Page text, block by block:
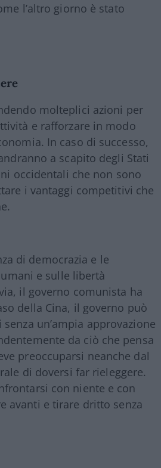
l’altro giorno è stato
molteplici azioni per
e rafforzare in modo
In caso di successo,
a scapito degli Stati
occidentali che non sono
i vantaggi competitivi che
di democrazia e le
e sulle libertà
il governo comunista ha
della Cina, il governo può
un’ampia approvazione
da ciò che pensa
preoccuparsi neanche dal
di doversi far rieleggere.
con niente e con
avanti e tirare dritto senza